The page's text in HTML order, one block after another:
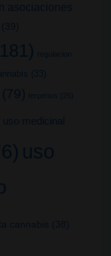
asociaciones
(39)
regulacion
(33)
(79) terpenos (25)
uso medicinal
uso
cannabis (38)